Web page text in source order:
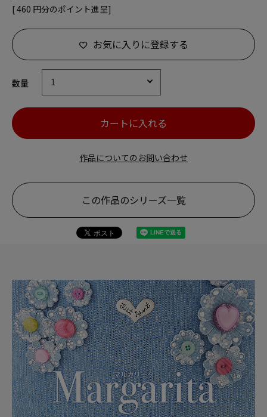
[460 円分のポイント進呈]
お気に入りに登録する
カートに入れる
作品についてのお問い合わせ
この作品のシリーズ一覧